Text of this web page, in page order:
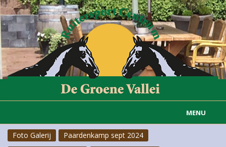
MENU
Home
Foto Galerij
Paardenkamp sept 2024